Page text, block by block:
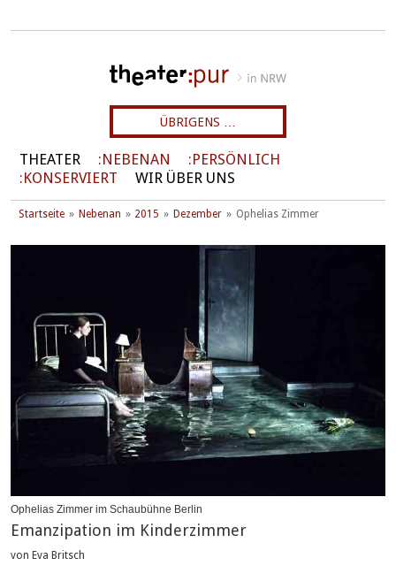
ÜBRIGENS …
THEATER NEBENAN
PERSÖNLICH
KONSERVIERT
WIR ÜBER UNS
Startseite Nebenan 2015 Dezember Ophelias Zimmer
Ophelias Zimmer im Schaubühne Berlin
Emanzipation im Kinderzimmer
von Eva Britsch